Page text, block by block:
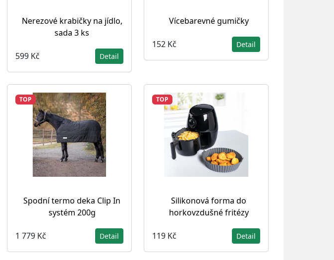
Nerezové krabičky na jídlo,
sada 3 ks
599 Kč Detail
Vícebarevné gumičky
152 Kč Detail
TOP
Spodní termo deka Clip In
systém 200g
1 779 Kč Detail
TOP
Silikonová forma do
horkovzdušné fritézy
119 Kč Detail